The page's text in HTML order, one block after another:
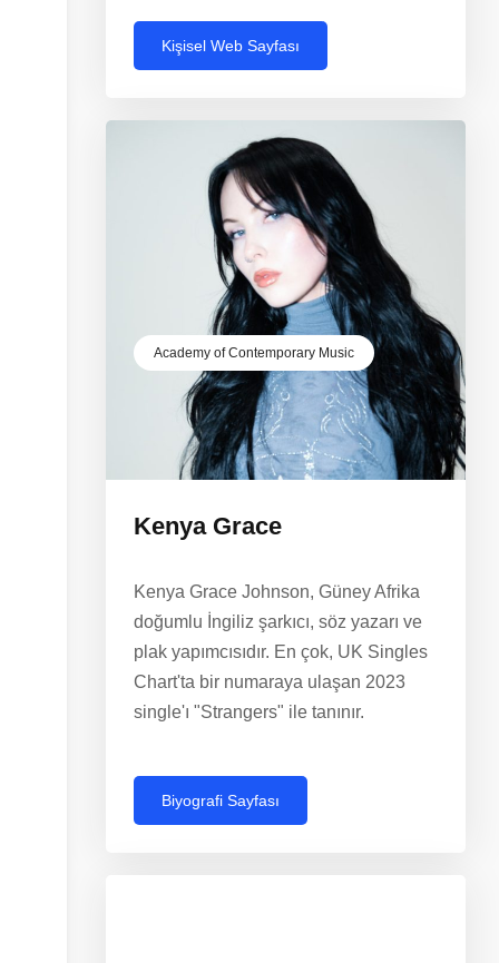
Kişisel Web Sayfası
Academy of Contemporary Music
Kenya Grace
Kenya Grace Johnson, Güney Afrika
doğumlu İngiliz şarkıcı, söz yazarı ve
plak yapımcısıdır. En çok, UK Singles
Chart'ta bir numaraya ulaşan 2023
single'ı "Strangers" ile tanınır.
Biyografi Sayfası